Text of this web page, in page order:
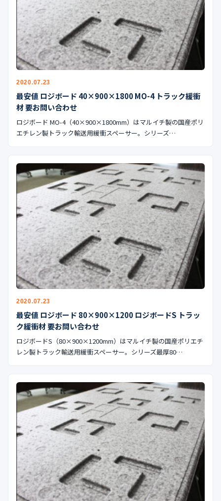
2020.07.23
最安値 ロジボード 40×900×1800 MO-4 トラック緩衝
材 要お問い合わせ
ロジボード MO-4（40×900×1800mm）はマルイチ製の国産ポリ
エチレン製トラック輸送用緩衝スペーサー。シリーズ…
2020.07.23
最安値 ロジボード 80×900×1200 ロジボードS トラッ
ク緩衝材 要お問い合わせ
ロジボードS（80×900×1200mm）はマルイチ製の国産ポリエチ
レン製トラック輸送用緩衝スペーサー。シリーズ最厚80…